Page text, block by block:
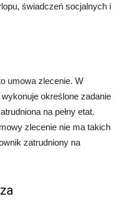
świadczeń socjalnych i
umowa zlecenie. W
określone zadanie
na pełny etat.
zlecenie nie ma takich
zatrudniony na